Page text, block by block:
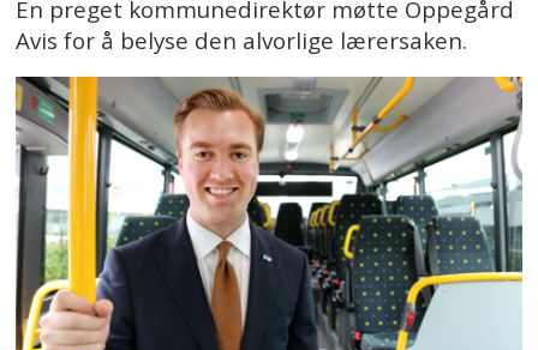
En preget kommunedirektør møtte Oppegård
Avis for å belyse den alvorlige lærersaken.